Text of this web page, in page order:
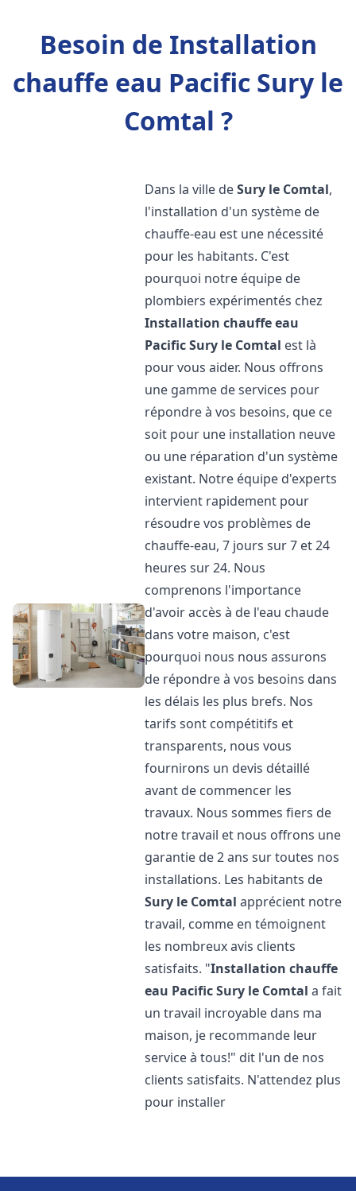
Besoin de Installation
chauffe eau Pacific Sury le
Comtal ?
Dans la ville deSury le Comtal,
l'installation d'un système de
chauffe-eau est une nécessité
pour les habitants. C'est
pourquoi notre équipe de
plombiers expérimentés chez
Installation chauffe eau
PacificSury le Comtal est là
pour vous aider. Nous offrons
une gamme de services pour
répondre à vos besoins, que ce
soit pour une installation neuve
ou une réparation d'un système
existant. Notre équipe d'experts
intervient rapidement pour
résoudre vos problèmes de
chauffe-eau, 7 jours sur 7 et 24
heures sur 24. Nous
comprenons l'importance
d'avoir accès à de l'eau chaude
dans votre maison, c'est
pourquoi nous nous assurons
de répondre à vos besoins dans
les délais les plus brefs. Nos
tarifs sont compétitifs et
transparents, nous vous
fournirons un devis détaillé
avant de commencer les
travaux. Nous sommes fiers de
notre travail et nous offrons une
garantie de 2 ans sur toutes nos
installations. Les habitants de
Sury le Comtal apprécient notre
travail, comme en témoignent
les nombreux avis clients
satisfaits. "Installation chauffe
eau PacificSury le Comtal a fait
un travail incroyable dans ma
maison, je recommande leur
service à tous!" dit l'un de nos
clients satisfaits. N'attendez plus
pour installer